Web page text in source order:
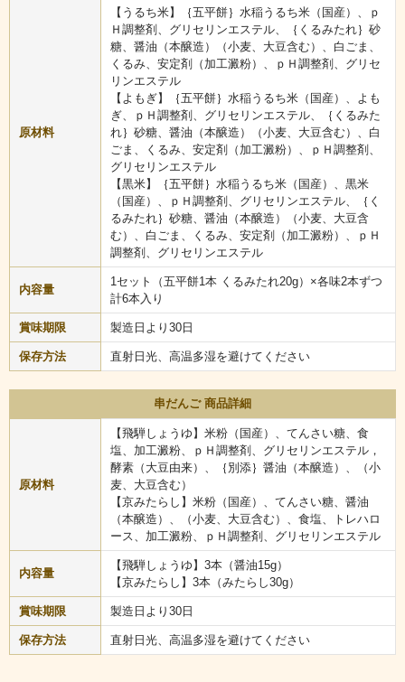
菓子店「巴庵」よりお届けする、五平餅と串だんごのセットです。木曽
川上流の地下90mより湧き出した天然水を使い丁寧に炊き上げた美味しさ
を、ご家庭で手軽にお楽しみいただけます！
お子様のおやつやバーベキューの変わった持ち寄りなどにもお使い頂け
るので、贈り物・ギフトにもピッタリです！
お米を潰して小判型に成形したのち、タレをつけ、香ばしく串焼
きにした郷土料理です。江戸時代中期頃、木曽・伊那地方で作ら
れていたものが広まったという説があります。お米が貴重だった
昔は、おめでたい席でよく食べられる物だったようです。
そんな木曽路名物・五平餅の作り立てを真空パックいたしまし
た。ご家庭でも焼きたてを手軽にお楽しみいただけます！串焼き
の五平餅はバーベキューなどにもオススメです。
網焼き、オーブントースター、ホットプレートなどで焼き、付属
のくるみたれをつけてお召上がりください。
たれをつけてから焦げないように軽く焼きますとさらに香ばしく
なります。
原材料
【うるち米】｛五平餅｝水稲うるち米（国産）、ｐ
Ｈ調整剤、グリセリンエステル、｛くるみたれ｝砂
糖、醤油（本醸造）（小麦、大豆含む）、白ごま、
くるみ、安定剤（加工澱粉）、ｐＨ調整剤、グリセ
リンエステル
【よもぎ】｛五平餅｝水稲うるち米（国産）、よも
ぎ、ｐＨ調整剤、グリセリンエステル、｛くるみた
れ｝砂糖、醤油（本醸造）（小麦、大豆含む）、白
ごま、くるみ、安定剤（加工澱粉）、ｐＨ調整剤、
グリセリンエステル
【黒米】｛五平餅｝水稲うるち米（国産）、黒米
（国産）、ｐＨ調整剤、グリセリンエステル、｛く
るみたれ｝砂糖、醤油（本醸造）（小麦、大豆含
む）、白ごま、くるみ、安定剤（加工澱粉）、ｐＨ
調整剤、グリセリンエステル
内容量
1セット（五平餅1本 くるみたれ20g）×各味2本ずつ
計6本入り
賞味期限 製造日より30日
保存方法 直射日光、高温多湿を避けてください
串だんご 商品詳細
原材料
【飛騨しょうゆ】米粉（国産）、てんさい糖、食
塩、加工澱粉、ｐＨ調整剤、グリセリンエステル，
酵素（大豆由来）、｛別添｝醤油（本醸造）、（小
麦、大豆含む）
【京みたらし】米粉（国産）、てんさい糖、醤油
（本醸造）、（小麦、大豆含む）、食塩、トレハロ
ース、加工澱粉、ｐＨ調整剤、グリセリンエステル
内容量
【飛騨しょうゆ】3本（醤油15g）
【京みたらし】3本（みたらし30g）
賞味期限 製造日より30日
保存方法 直射日光、高温多湿を避けてください